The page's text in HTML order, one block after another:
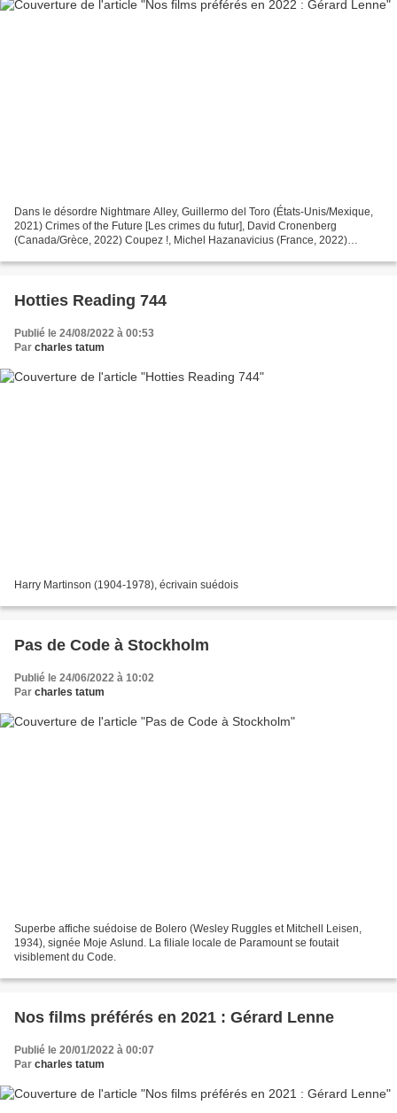
Dans le désordre Nightmare Alley, Guillermo del Toro (États-Unis/Mexique,
2021) Crimes of the Future [Les crimes du futur], David Cronenberg
(Canada/Grèce, 2022) Coupez !, Michel Hazanavicius (France, 2022)
Hotties Reading 744
Publié le 24/08/2022 à 00:53
Par charles tatum
Harry Martinson (1904-1978), écrivain suédois
Pas de Code à Stockholm
Publié le 24/06/2022 à 10:02
Par charles tatum
Superbe affiche suédoise de Bolero (Wesley Ruggles et Mitchell Leisen,
1934), signée Moje Aslund. La filiale locale de Paramount se foutait
visiblement du Code.
Nos films préférés en 2021 : Gérard Lenne
Publié le 20/01/2022 à 00:07
Par charles tatum